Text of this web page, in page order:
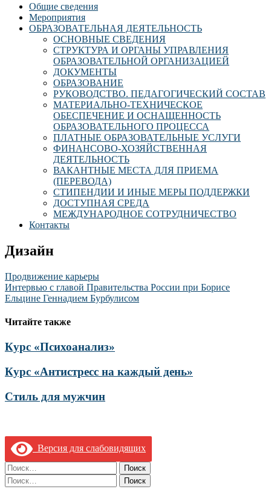
Общие сведения
Мероприятия
ОБРАЗОВАТЕЛЬНАЯ ДЕЯТЕЛЬНОСТЬ
ОСНОВНЫЕ СВЕДЕНИЯ
СТРУКТУРА И ОРГАНЫ УПРАВЛЕНИЯ
ОБРАЗОВАТЕЛЬНОЙ ОРГАНИЗАЦИЕЙ
ДОКУМЕНТЫ
ОБРАЗОВАНИЕ
РУКОВОДСТВО. ПЕДАГОГИЧЕСКИЙ СОСТАВ
МАТЕРИАЛЬНО-ТЕХНИЧЕСКОЕ
ОБЕСПЕЧЕНИЕ И ОСНАЩЕННОСТЬ
ОБРАЗОВАТЕЛЬНОГО ПРОЦЕССА
ПЛАТНЫЕ ОБРАЗОВАТЕЛЬНЫЕ УСЛУГИ
ФИНАНСОВО-ХОЗЯЙСТВЕННАЯ
ДЕЯТЕЛЬНОСТЬ
ВАКАНТНЫЕ МЕСТА ДЛЯ ПРИЕМА
(ПЕРЕВОДА)
СТИПЕНДИИ И ИНЫЕ МЕРЫ ПОДДЕРЖКИ
ДОСТУПНАЯ СРЕДА
МЕЖДУНАРОДНОЕ СОТРУДНИЧЕСТВО
Контакты
Дизайн
Навигация
по
Продвижение карьеры
Интервью с главой Правительства России при Борисе
Ельцине Геннадием Бурбулисом
Читайте также
Курс «Психоанализ»
Курс «Антистресс на каждый день»
Стиль для мужчин
Версия для слабовидящих
Найти:
Найти: